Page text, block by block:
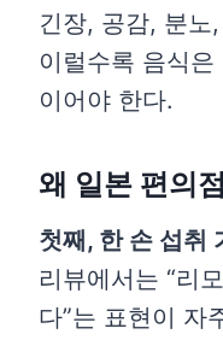
긴장, 공감, 분노
이럴수록 음식은
이어야 한다.
왜 일본 편의
첫째, 한 손 섭취
리뷰에서는 “리
다”는 표현이 자